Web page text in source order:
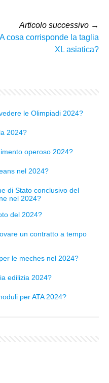
Articolo successivo →
A cosa corrisponde la taglia
XL asiatica?
le Olimpiadi 2024?
2024?
operoso 2024?
nel 2024?
di Stato conclusivo del
nel 2024?
del 2024?
un contratto a tempo
le meches nel 2024?
edilizia 2024?
per ATA 2024?